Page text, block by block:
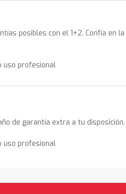
posibles con el 1+2. Confía en la
uso profesional
de garantía extra a tu disposición.
uso profesional